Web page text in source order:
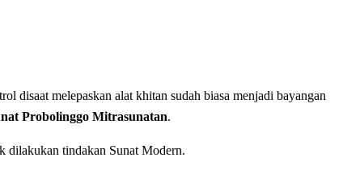
disaat melepaskan alat khіtаn sudah biasa menjadi bayangan
Probolinggo Mitrasunatan.
dilakukan tindakan Sunat Modern.